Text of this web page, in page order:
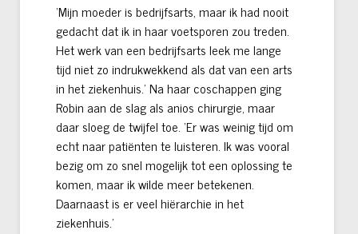
‘Mijn moeder is bedrijfsarts, maar ik had nooit
gedacht dat ik in haar voetsporen zou treden.
Het werk van een bedrijfsarts leek me lange
tijd niet zo indrukwekkend als dat van een arts
in het ziekenhuis.’ Na haar coschappen ging
Robin aan de slag als anios chirurgie, maar
daar sloeg de twijfel toe. ‘Er was weinig tijd om
echt naar patiënten te luisteren. Ik was vooral
bezig om zo snel mogelijk tot een oplossing te
komen, maar ik wilde meer betekenen.
Daarnaast is er veel hiërarchie in het
ziekenhuis.’